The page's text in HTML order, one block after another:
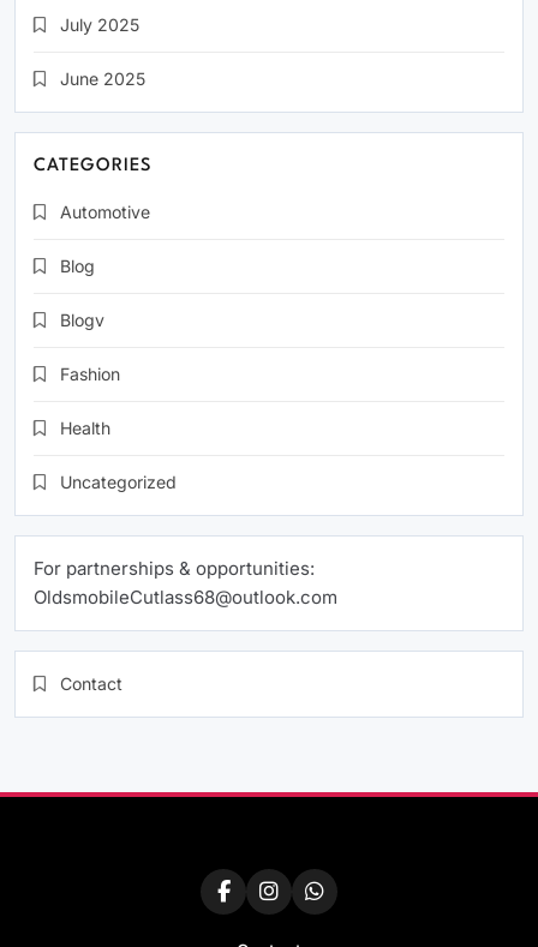
July 2025
June 2025
CATEGORIES
Automotive
Blog
Blogv
Fashion
Health
Uncategorized
For partnerships & opportunities:
OldsmobileCutlass68@outlook.com
Contact